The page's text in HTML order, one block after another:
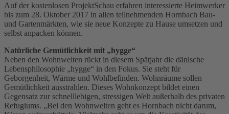
Auf der kostenlosen ProjektSchau erfahren interessierte Heimwerker
bis zum 28. Oktober 2017 in allen teilnehmenden Hornbach Bau-
und Gartenmärkten, wie sie neue Konzepte zu Hause umsetzen und
selbst anpacken können.
Natürliche Gemütlichkeit mit „hygge“
Neben den Wohnwelten rückt in diesem Spätjahr die dänische
Lebensphilosophie „hygge“ in den Fokus. Sie steht für
Geborgenheit, Wärme und Wohlbefinden. Wohnräume sollen
Gemütlichkeit ausstrahlen. Dieses Wohnkonzept bildet einen
Gegensatz zur schnelllebigen, stressigen Welt außerhalb des privaten
Refugiums. „Bei den Wohnwelten geht es Hornbach nicht darum,